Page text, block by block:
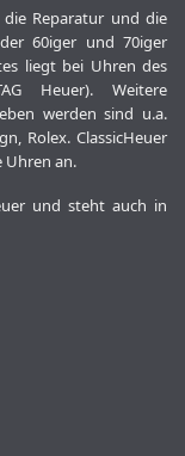
die Reparatur und die
60iger und 70iger
liegt bei Uhren des
Heuer). Weitere
werden sind u.a.
Rolex. ClassicHeuer
Uhren an.
und steht auch in